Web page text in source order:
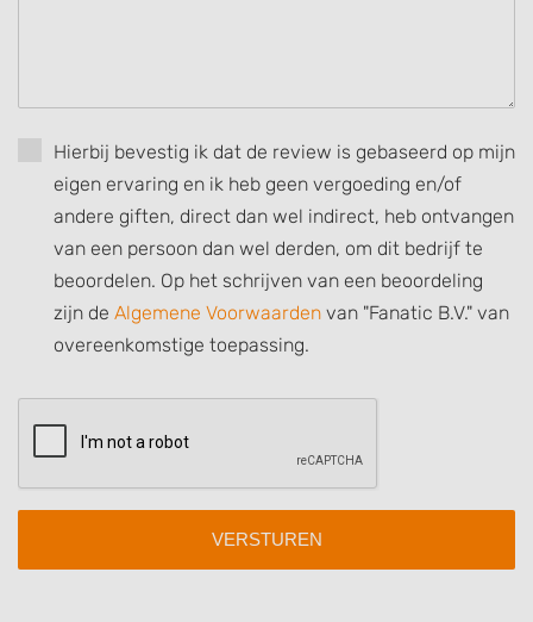
Hierbij bevestig ik dat de review is gebaseerd op mijn
eigen ervaring en ik heb geen vergoeding en/of
andere giften, direct dan wel indirect, heb ontvangen
van een persoon dan wel derden, om dit bedrijf te
beoordelen. Op het schrijven van een beoordeling
zijn de Algemene Voorwaarden van "Fanatic B.V." van
overeenkomstige toepassing.
or combinations of data from different
sources
Develop and improve services
Use limited data to select content
Use precise geolocation data
Non-IAB processing purposes:
Necessary